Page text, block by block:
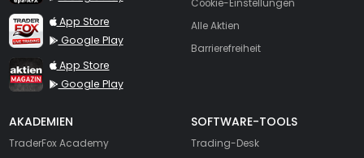
TraderFox Live Trading
App Store
Google Play
TraderFox aktien Magazin
App Store
Google Play
Cookie-Einstellungen
Alle Aktien
Barrierefreiheit
AKADEMIEN
TraderFox Academy
SOFTWARE-TOOLS
Trading-Desk